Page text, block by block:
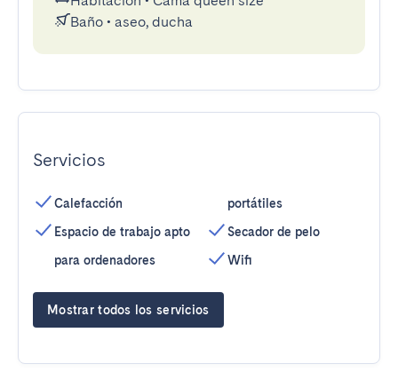
Baño • aseo, ducha
Servicios
Calefacción
Espacio de trabajo apto
para ordenadores
portátiles
Secador de pelo
Wifi
Mostrar todos los servicios